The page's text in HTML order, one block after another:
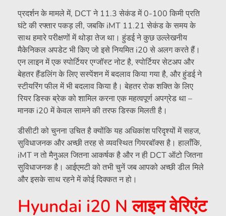
प्रदर्शन के मामले में, DCT ने 11.3 सेकंड में 0-100 किमी प्रति
घंटे की रफ्तार पकड़ ली, जबकि iMT 11.21 सेकंड के समय के
साथ हमारे परीक्षणों में थोड़ा तेज था। हुंडई ने कुछ उल्लेखनीय
मैकेनिकल अपडेट भी किए जो इसे नियमित i20 से अलग करते हैं।
एन लाइन में एक स्पोर्टियर एग्जॉस्ट नोट है, स्पोर्टियर सेटअप और
बेहतर हैंडलिंग के लिए सस्पेंशन में बदलाव किया गया है, और हुंडई ने
स्टीयरिंग फील में भी बदलाव किया है। बेहतर रोक शक्ति के लिए
रियर डिस्क ब्रेक को शामिल करना एक महत्वपूर्ण अपग्रेड था –
मानक i20 में केवल सामने की तरफ डिस्क मिलती है।
डीसीटी को चुनना उचित है क्योंकि यह अधिकांश परिदृश्यों में सहज,
सुविधाजनक और अच्छी तरह से व्यवस्थित गियरबॉक्स है। हालाँकि,
iMT न तो मैनुअल जितना आकर्षक है और न ही DCT ऑटो जितना
सुविधाजनक है। आईएमटी को तभी चुनें जब आपको अच्छी डील मिले
और इसके साथ रहने में कोई दिक्कत न हो।
Hyundai i20 N लाइन वेरिएंट